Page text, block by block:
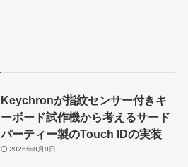
Keychronが指紋センサー付きキ
ーボード試作機から考えるサード
パーティー製のTouch IDの実装
2026年8月8日